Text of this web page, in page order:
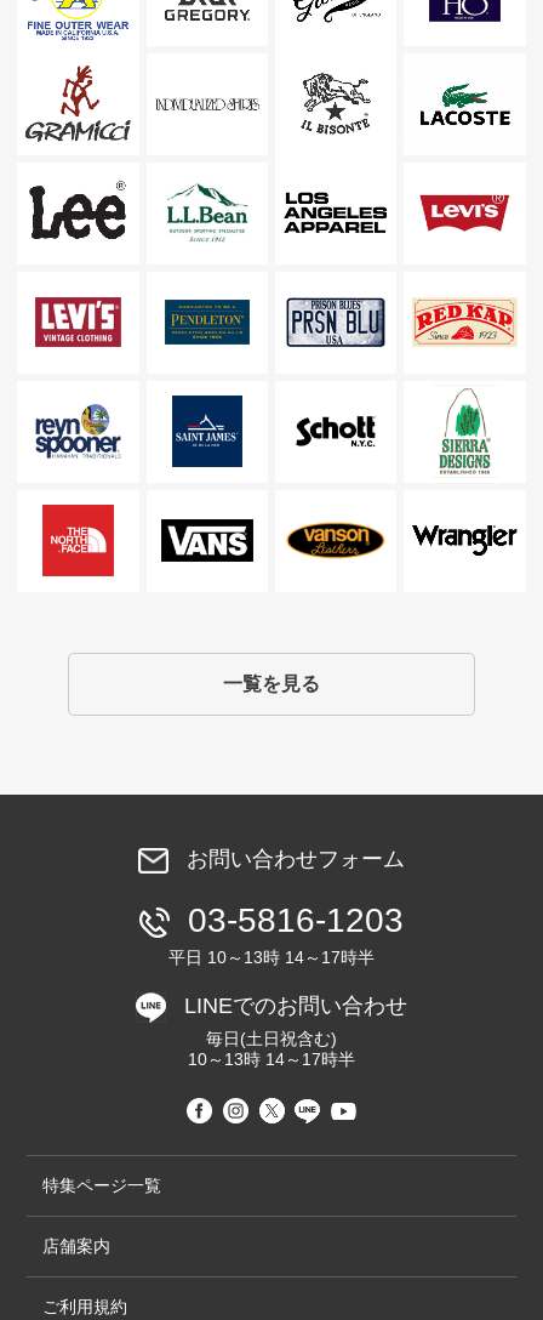
一覧を見る
お問い合わせフォーム
03-5816-1203
平日 10～13時 14～17時半
LINEでのお問い合わせ
毎日(土日祝含む)
10～13時 14～17時半
特集ページ一覧
店舗案内
ご利用規約